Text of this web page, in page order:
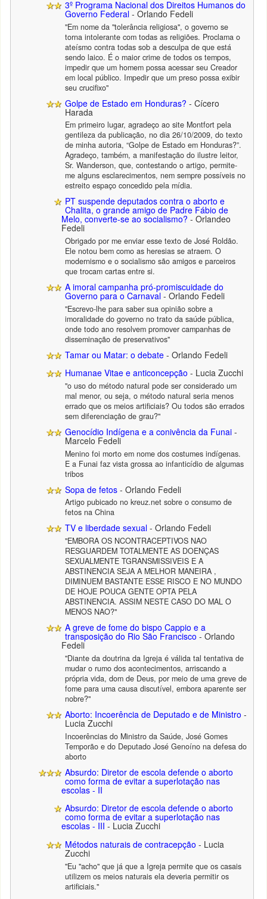
3º Programa Nacional dos Direitos Humanos do
Governo Federal - Orlando Fedeli
"Em nome da "tolerância religiosa", o governo se
torna intolerante com todas as religiões. Proclama o
ateísmo contra todas sob a desculpa de que está
sendo laico. É o maior crime de todos os tempos,
impedir que um homem possa acessar seu Creador
em local público. Impedir que um preso possa exibir
seu crucifixo"
Golpe de Estado em Honduras? - Cícero
Harada
Em primeiro lugar, agradeço ao site Montfort pela
gentileza da publicação, no dia 26/10/2009, do texto
de minha autoria, “Golpe de Estado em Honduras?”.
Agradeço, também, a manifestação do ilustre leitor,
Sr. Wanderson, que, contestando o artigo, permite-
me alguns esclarecimentos, nem sempre possíveis no
estreito espaço concedido pela mídia.
PT suspende deputados contra o aborto e
Chalita, o grande amigo de Padre Fábio de
Melo, converte-se ao socialismo? - Orlandeo
Fedeli
Obrigado por me enviar esse texto de José Roldão.
Ele notou bem como as heresias se atraem. O
modernismo e o socialismo são amigos e parceiros
que trocam cartas entre si.
A imoral campanha pró-promiscuidade do
Governo para o Carnaval - Orlando Fedeli
"Escrevo-lhe para saber sua opinião sobre a
imoralidade do governo no trato da saúde pública,
onde todo ano resolvem promover campanhas de
disseminação de preservativos"
Tamar ou Matar: o debate - Orlando Fedeli
Humanae Vitae e anticoncepção - Lucia Zucchi
"o uso do método natural pode ser considerado um
mal menor, ou seja, o método natural seria menos
errado que os meios artificiais? Ou todos são errados
sem diferenciação de grau?"
Genocídio Indígena e a conivência da Funai -
Marcelo Fedeli
Menino foi morto em nome dos costumes indígenas.
E a Funai faz vista grossa ao infanticídio de algumas
tribos
Sopa de fetos - Orlando Fedeli
Artigo pubicado no kreuz.net sobre o consumo de
fetos na China
TV e liberdade sexual - Orlando Fedeli
"EMBORA OS NCONTRACEPTIVOS NAO
RESGUARDEM TOTALMENTE AS DOENÇAS
SEXUALMENTE TGRANSMISSIVEIS E A
ABSTINENCIA SEJA A MELHOR MANEIRA ,
DIMINUEM BASTANTE ESSE RISCO E NO MUNDO
DE HOJE POUCA GENTE OPTA PELA
ABSTINENCIA. ASSIM NESTE CASO DO MAL O
MENOS NAO?"
A greve de fome do bispo Cappio e a
transposição do Rio São Francisco - Orlando
Fedeli
"Diante da doutrina da Igreja é válida tal tentativa de
mudar o rumo dos acontecimentos, arriscando a
própria vida, dom de Deus, por meio de uma greve de
fome para uma causa discutível, embora aparente ser
nobre?"
Aborto: Incoerência de Deputado e de Ministro -
Lucia Zucchi
Incoerências do Ministro da Saúde, José Gomes
Temporão e do Deputado José Genoíno na defesa do
aborto
Absurdo: Diretor de escola defende o aborto
como forma de evitar a superlotação nas
escolas - II
Absurdo: Diretor de escola defende o aborto
como forma de evitar a superlotação nas
escolas - III - Lucia Zucchi
Métodos naturais de contracepção - Lucia
Zucchi
"Eu "acho" que já que a Igreja permite que os casais
utilizem os meios naturais ela deveria permitir os
artificiais."